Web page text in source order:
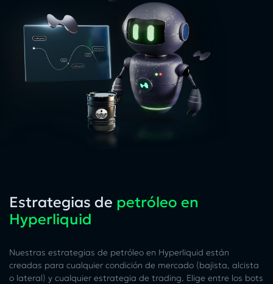
Estrategias de petróleo en
Hyperliquid
Nuestras estrategias de petróleo en Hyperliquid están
creadas para cualquier condición de mercado (bajista, alcista
o lateral) y cualquier estrategia de trading. Elige entre los bots